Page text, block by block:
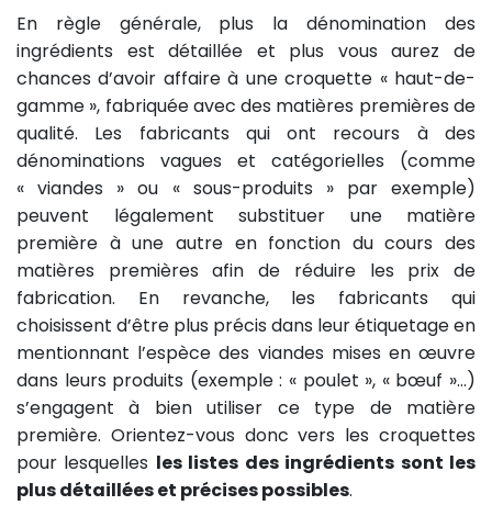
En règle générale, plus la dénomination des
ingrédients est détaillée et plus vous aurez de
chances d’avoir affaire à une croquette « haut-de-
gamme », fabriquée avec des matières premières de
qualité. Les fabricants qui ont recours à des
dénominations vagues et catégorielles (comme
« viandes » ou « sous-produits » par exemple)
peuvent légalement substituer une matière
première à une autre en fonction du cours des
matières premières afin de réduire les prix de
fabrication. En revanche, les fabricants qui
choisissent d’être plus précis dans leur étiquetage en
mentionnant l’espèce des viandes mises en œuvre
dans leurs produits (exemple : « poulet », « bœuf »…)
s’engagent à bien utiliser ce type de matière
première. Orientez-vous donc vers les croquettes
pour lesquelles les listes des ingrédients sont les
plus détaillées et précises possibles.